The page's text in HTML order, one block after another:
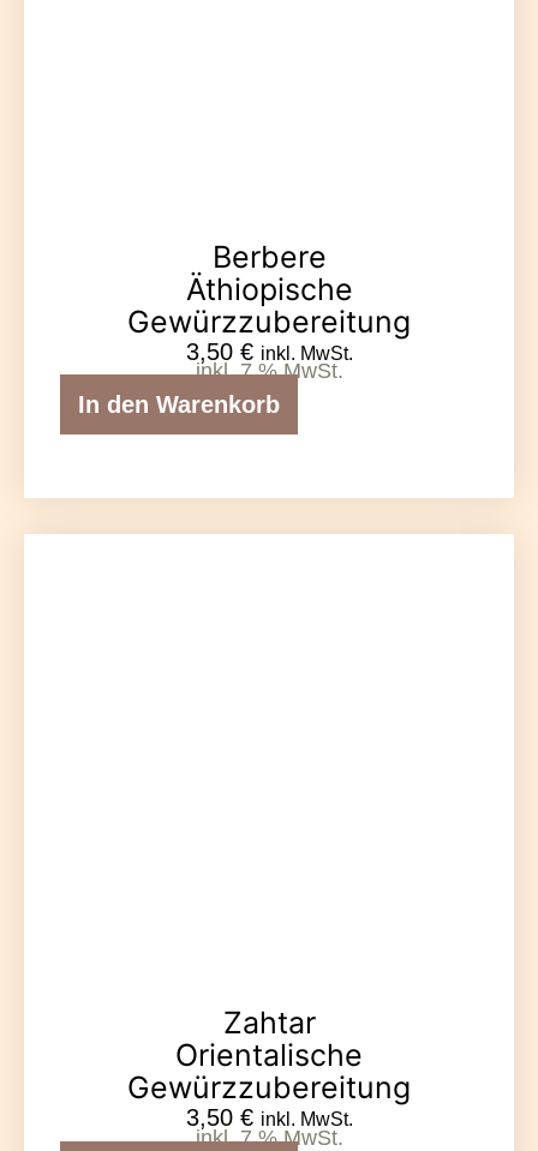
Berbere
Äthiopische
Gewürzzubereitung
3,50 € inkl. MwSt.
inkl. 7 % MwSt.
In den Warenkorb
Zahtar
Orientalische
Gewürzzubereitung
3,50 € inkl. MwSt.
inkl. 7 % MwSt.